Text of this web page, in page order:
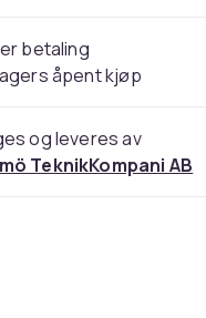
betaling
åpent kjøp
og leveres av
TeknikKompani AB